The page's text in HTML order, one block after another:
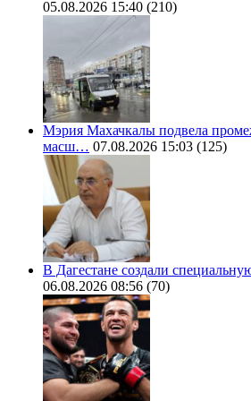
05.08.2026 15:40 (210)
Мэрия Махачкалы подвела
масш… 07.08.2026 15:03 (125)
В Дагестане создали
06.08.2026 08:56 (70)